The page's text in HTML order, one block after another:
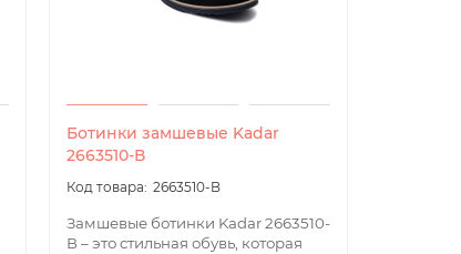
Ботинки замшевые Kadar
2663510-В
2663510-B
Замшевые ботинки Kadar 2663510-
В – это стильная обувь, которая